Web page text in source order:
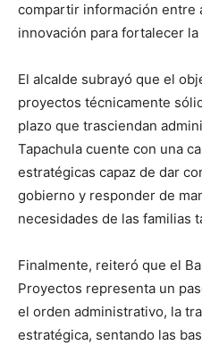
compartir información entre
innovación para fortalecer
El alcalde subrayó que el
proyectos técnicamente
plazo que trasciendan
Tapachula cuente con una
estratégicas capaz de dar
gobierno y responder de
necesidades de las familias
Finalmente, reiteró que el
Proyectos representa un
el orden administrativo, la
estratégica, sentando las